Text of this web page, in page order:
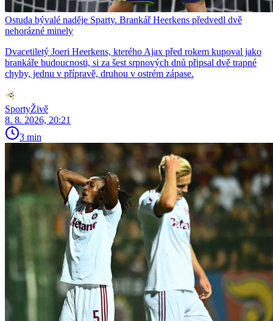
Ostuda bývalé naděje Sparty. Brankář Heerkens předvedl dvě
nehorázné minely
Dvacetiletý Joeri Heerkens, kterého Ajax před rokem kupoval jako
brankáře budoucnosti, si za šest srpnových dnů připsal dvě trapné
chyby, jednu v přípravě, druhou v ostrém zápase.
SportyŽivě
8. 8. 2026, 20:21
3 min